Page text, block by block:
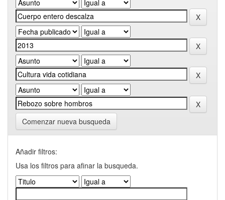
Comenzar nueva busqueda
Añadir filtros:
Usa los filtros para afinar la busqueda.